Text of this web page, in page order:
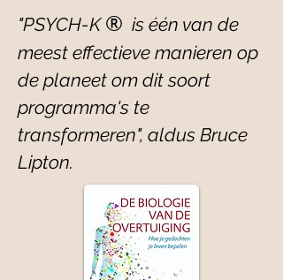
"PSYCH-K ® is één van de
meest effectieve manieren op
de planeet om dit soort
programma's te
transformeren", aldus Bruce
Lipton.